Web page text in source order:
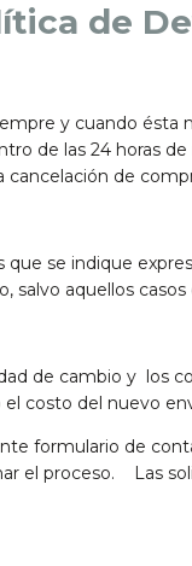
de
y cuando
de las 24 horas de
cancelación de
que se indique
salvo aquellos
de cambio y los
el costo del nuevo
formulario de
el proceso. Las